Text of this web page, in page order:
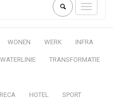
Toggle
WONEN WERK INFRA
WATERLINIE TRANSFORMATIE
HOTEL SPORT